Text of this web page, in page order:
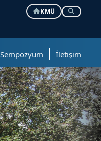
KMÜ
Sempozyum İletişim